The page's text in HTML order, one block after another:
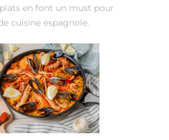
en font un must pour
cuisine espagnole.